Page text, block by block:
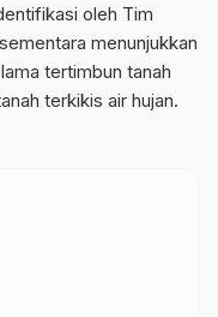
oleh Tim
menunjukkan
tertimbun tanah
terkikis air hujan.